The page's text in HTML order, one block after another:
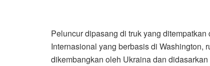
Peluncur dipasang di truk yang
Internasional yang berbasis di Washington,
dikembangkan oleh Ukraina dan